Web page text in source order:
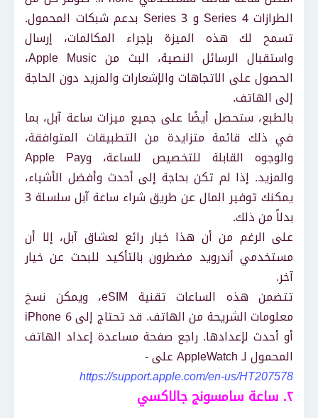
الطرازات Series 4 و Series 3 بدعم شبكات المحمول.
تسمح لك هذه الميزة بإجراء المكالمات، إرسال
واستقبال الرسائل النصية، البث من Apple Music،
الحصول على الاتجاهات والإشعارات والمزيد دون الحاجة
إلى الهاتف.
بالطبع، ستحصل أيضًا على جميع ميزات ساعة آبل، بما
في ذلك قائمة متزايدة من التطبيقات المتوافقة،
والوجوه القابلة للتخصيص للساعة، وApple Pay
والمزيد. إذا لم تكن بحاجة إلى أحدث وأفضل الأشياء،
يمكنك توفير المال عن طريق شراء ساعة آبل سلسلة 3
بدلاً من ذلك.
على الرغم من أن هذا خيار رائع لعشاق آبل، إلا أن
مستخدمي أندرويد مضطرون بالتأكيد للبحث عن خيار
آخر.
تتضمن هذه الساعات تقنية eSIM، ويمكن نسخ
معلومات الشريحة من الهاتف. قد تحتاج إلى iPhone 6
أو أحدث لإعدادها. راجع صفحة مساعدة إعداد الهاتف
المحمول لـ AppleWatch على -
https://support.apple.com/en-us/HT207578
٢. ساعة سامسونج جالاكسي